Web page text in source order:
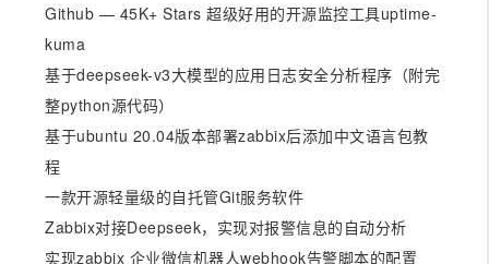
Github — 45K+ Stars 超级好用的开源监控工具uptime-
kuma
基于deepseek-v3大模型的应用日志安全分析程序（附完
整python源代码）
基于ubuntu 20.04版本部署zabbix后添加中文语言包教
程
一款开源轻量级的自托管Git服务软件
Zabbix对接Deepseek，实现对报警信息的自动分析
实现zabbix 企业微信机器人webhook告警脚本的配置